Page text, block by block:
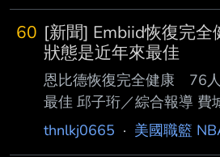
60 [新聞] Embiid恢復完
狀態是近年來最佳
恩比德恢復完全健康 76
最佳 邱子珩／綜合報導 費
甘西（Mike Gansey）近日
thnlkj0665 · 美國職籃